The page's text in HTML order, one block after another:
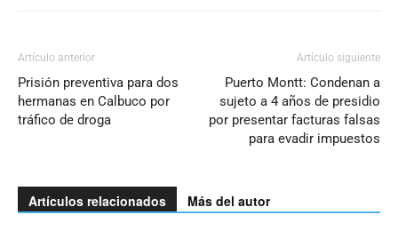
Artículo anterior
Prisión preventiva para dos
hermanas en Calbuco por
tráfico de droga
Artículo siguiente
Puerto Montt: Condenan a
sujeto a 4 años de presidio
por presentar facturas falsas
para evadir impuestos
Artículos relacionados Más del autor